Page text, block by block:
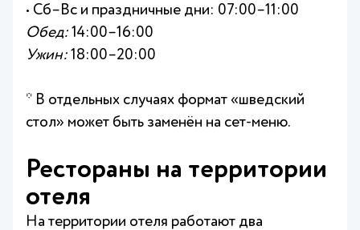
• Сб–Вс и праздничные дни: 07:00–11:00
Обед: 14:00–16:00
Ужин: 18:00–20:00
* В отдельных случаях формат «шведский
стол» может быть заменён на сет-меню.
Рестораны на территории
отеля
На территории отеля работают два